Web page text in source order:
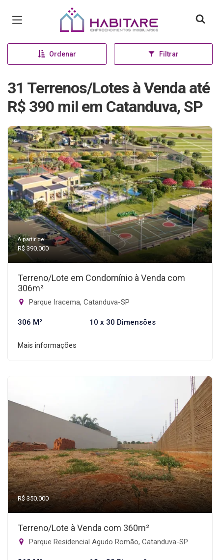
Página inicial
Ordenar Filtrar
31 Terrenos/Lotes à Venda até
R$ 390 mil em Catanduva, SP
A partir de:
R$ 390.000
Terreno/Lote em Condomínio à Venda com
306m²
Parque Iracema, Catanduva-SP
306 M² 10 x 30 Dimensões
Mais informações
R$ 350.000
Terreno/Lote à Venda com 360m²
Parque Residencial Agudo Romão, Catanduva-SP